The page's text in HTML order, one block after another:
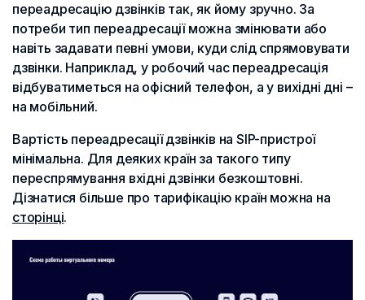
переадресацію дзвінків так, як йому зручно. За
потреби тип переадресації можна змінювати або
навіть задавати певні умови, куди слід спрямовувати
дзвінки. Наприклад, у робочий час переадресація
відбуватиметься на офісний телефон, а у вихідні дні –
на мобільний.
Вартість переадресації дзвінків на SIP-пристрої
мінімальна. Для деяких країн за такого типу
переспрямування вхідні дзвінки безкоштовні.
Дізнатися більше про тарифікацію країн можна на
сторінці.